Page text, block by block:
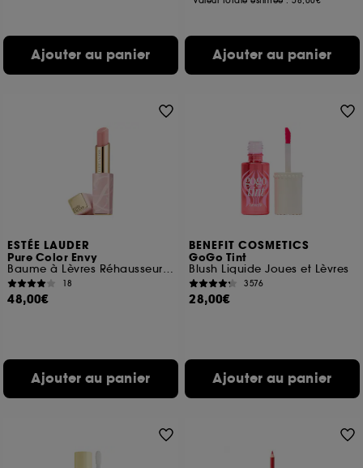
Ajouter au panier Ajouter au panier
ESTÉE LAUDER
Pure Color Envy
Baume à Lèvres Réhausseur de Couleur
18
48,00€
Ajouter au panier
BENEFIT COSMETICS
GoGo Tint
Blush Liquide Joues et Lèvres
3576
28,00€
Ajouter au panier